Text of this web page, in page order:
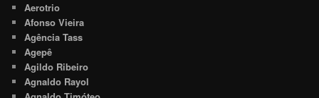
Aerotrio
Afonso Vieira
Agência Tass
Agepê
Agildo Ribeiro
Agnaldo Rayol